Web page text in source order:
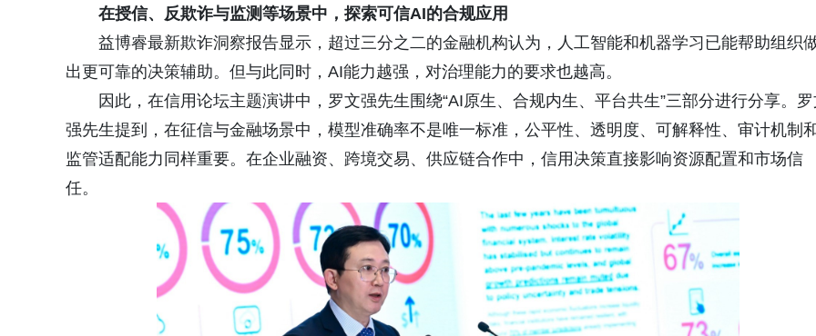
在授信、反欺诈与监测等场景中，探索可信AI的合规应用
益博睿最新欺诈洞察报告显示，超过三分之二的金融机构认为，人工智能和机器学习已能帮助组织
出更可靠的决策辅助。但与此同时，AI能力越强，对治理能力的要求也越高。
因此，在信用论坛主题演讲中，罗文强先生围绕“AI原生、合规内生、平台共生”三部分进行分享。罗
强先生提到，在征信与金融场景中，模型准确率不是唯一标准，公平性、透明度、可解释性、审计机制
监管适配能力同样重要。在企业融资、跨境交易、供应链合作中，信用决策直接影响资源配置和市场信
任。